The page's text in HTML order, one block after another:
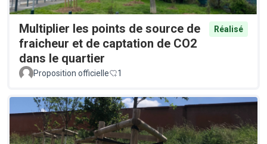
Multiplier les points de source de
fraicheur et de captation de CO2
dans le quartier
Réalisé
Proposition officielle 1